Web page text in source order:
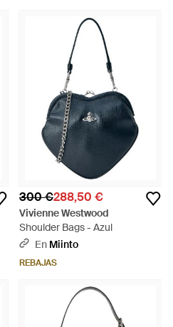
300 €288,50 €
Vivienne Westwood
Shoulder Bags - Azul
En Miinto
REBAJAS